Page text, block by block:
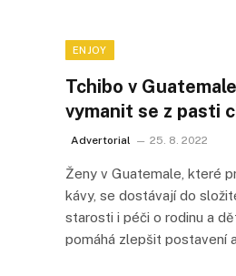
ENJOY
Tchibo v
vymanit se z pasti
Advertorial 25. 8. 2022
Ženy v Guatemale, které
kávy, se dostávají do
starosti i péči o rodinu a
pomáhá zlepšit postavení